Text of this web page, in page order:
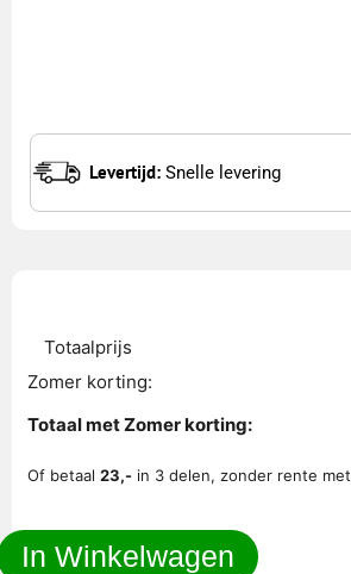
Levertijd: Snelle levering
aantal
Totaalprijs
Zomer korting:
Totaal met Zomer korting:
Of betaal 23,-in 3 delen, zonder rente met
In Winkelwagen